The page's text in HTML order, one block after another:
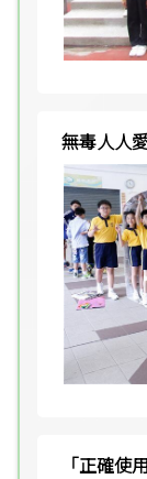
無毒人人
學組競
「正確使